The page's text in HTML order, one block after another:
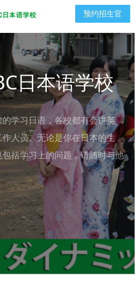
预约招生官
日本语学校
学习日语，各校都有会讲英
人员。无论是你在日本的生
括学习上的问题，请随时与他